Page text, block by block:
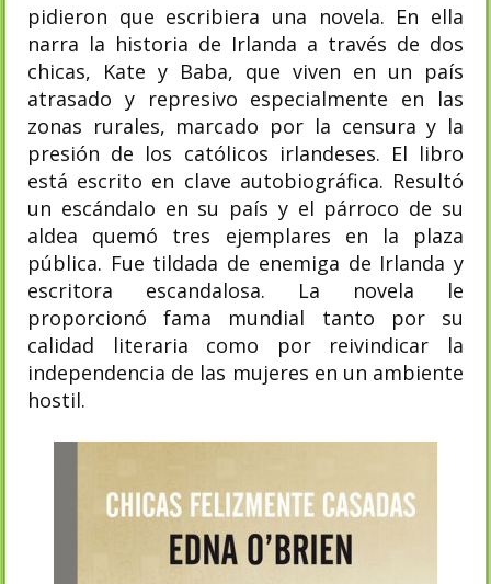
pidieron que escribiera una novela. En ella
narra la historia de Irlanda a través de dos
chicas, Kate y Baba, que viven en un país
atrasado y represivo especialmente en las
zonas rurales, marcado por la censura y la
presión de los católicos irlandeses. El libro
está escrito en clave autobiográfica. Resultó
un escándalo en su país y el párroco de su
aldea quemó tres ejemplares en la plaza
pública. Fue tildada de enemiga de Irlanda y
escritora escandalosa. La novela le
proporcionó fama mundial tanto por su
calidad literaria como por reivindicar la
independencia de las mujeres en un ambiente
hostil. ​